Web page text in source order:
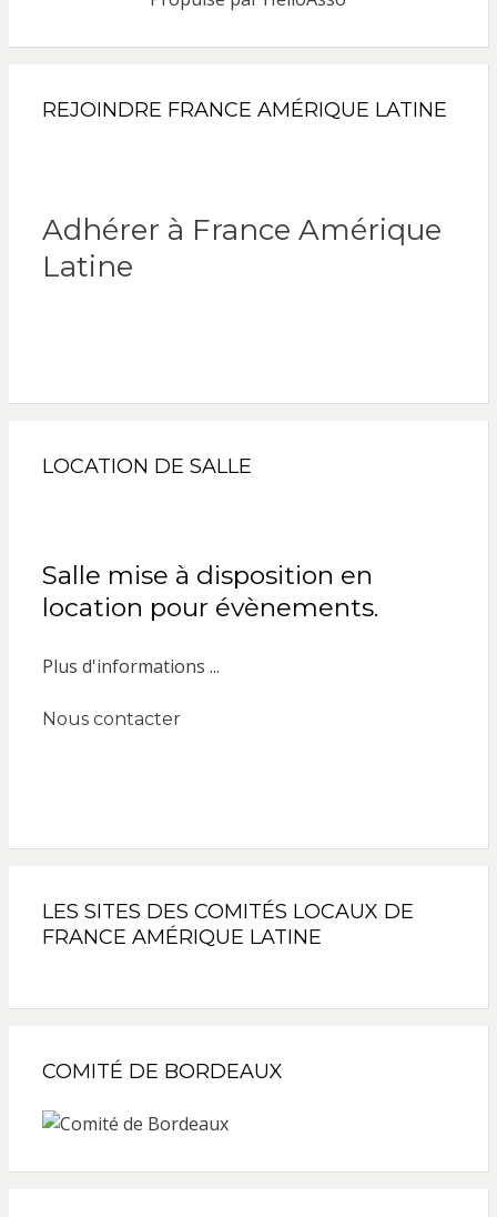
REJOINDRE FRANCE AMÉRIQUE LATINE
Adhérer à France Amérique
Latine
LOCATION DE SALLE
Salle mise à disposition en
location pour évènements.
Plus d'informations ...
Nous contacter
LES SITES DES COMITÉS LOCAUX DE
FRANCE AMÉRIQUE LATINE
COMITÉ DE BORDEAUX